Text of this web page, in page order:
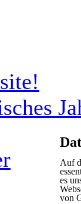
Auf
es
von